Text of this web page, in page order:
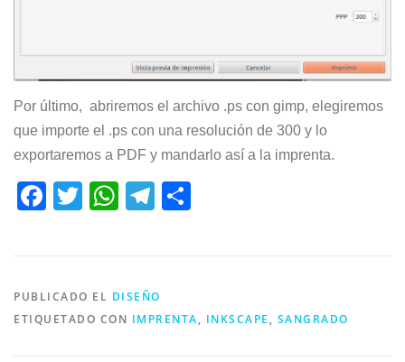
Por último, abriremos el archivo .ps con gimp, elegiremos
que importe el .ps con una resolución de 300 y lo
exportaremos a PDF y mandarlo así a la imprenta.
Facebook
Twitter
WhatsApp
Telegram
PUBLICADO EL DISEÑO
ETIQUETADO CON IMPRENTA, INKSCAPE , SANGRADO